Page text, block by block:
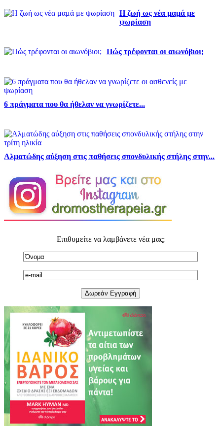
Η ζωή ως νέα μαμά με
ψωρίαση
Πώς τρέφονται οι αιωνόβιοι;
6 πράγματα που θα ήθελαν να γνωρίζετε...
Αλματώδης αύξηση στις παθήσεις σπονδυλικής στήλης στην...
Επιθυμείτε να λαμβάνετε νέα μας;